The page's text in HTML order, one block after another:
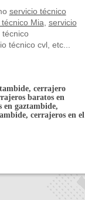
servicio técnico
Mia, servicio
técnico
técnico cvl, etc...
cerrajero
baratos en
en gaztambide,
cerrajeros en el